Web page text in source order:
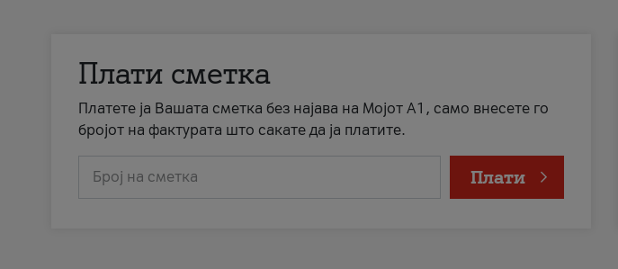
Плати сметка
Платете ја Вашата сметка без најава на Мојот А1, само внесете го
бројот на фактурата што сакате да ја платите.
Број на сметка Плати